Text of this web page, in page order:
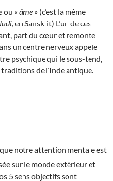
ou « âme » (c’est la même
, en Sanskrit) L’un de ces
part du cœur et remonte
un centre nerveux appelé
psychique qui le sous-tend,
de l’Inde antique.
notre attention mentale est
sur le monde extérieur et
5 sens objectifs sont